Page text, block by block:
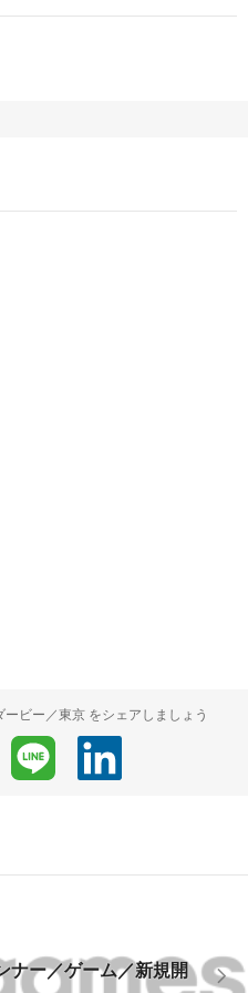
ビー／東京 をシェアしましょう
ナー／ゲーム／新規開